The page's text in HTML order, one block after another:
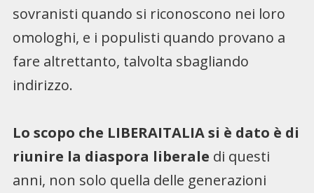
sovranisti quando si riconoscono nei loro
omologhi, e i populisti quando provano a
fare altrettanto, talvolta sbagliando
indirizzo.
Lo scopo che LIBERAITALIA si è dato è di
riunire la diaspora liberale di questi
anni, non solo quella delle generazioni